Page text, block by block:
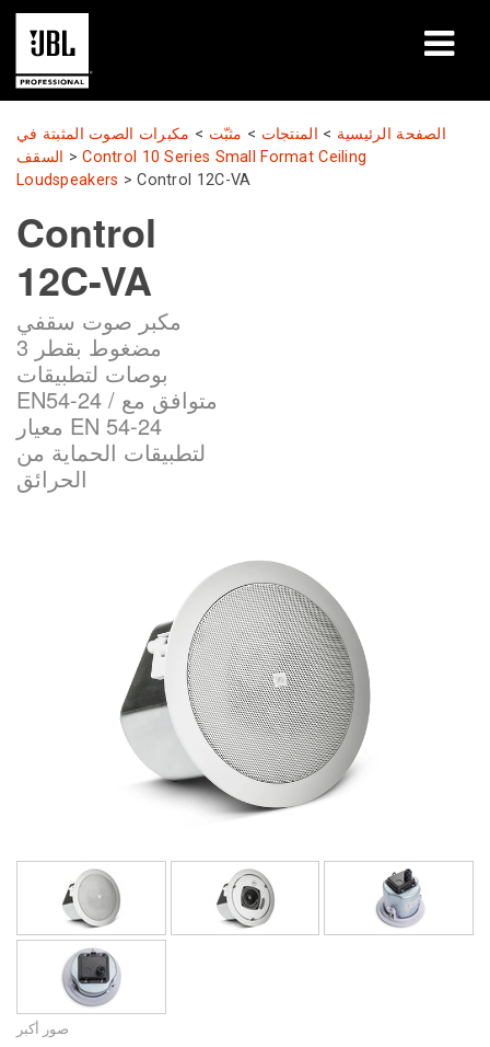
المنتجات
دراسات الحالة
جلسات التعلّم
التدريب
حول
أين تشتري وتتصل
الدعم
الصفحة الرئيسية > المنتجات > مثبّت > مكبرات الصوت المثبتة في
السقف >Control 10 Series Small Format Ceiling
Loudspeakers >Control 12C-VA
Control
12C-VA
مكبر صوت سقفي
مضغوط بقطر 3
بوصات لتطبيقات
EN54-24 / متوافق مع
معيار EN 54-24
لتطبيقات الحماية من
الحرائق
صور أكبر